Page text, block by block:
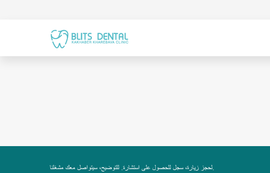
لحجز زيارة، سجل للحصول على استشارة. للتوضيح، سيتواصل معك مشغلنا.